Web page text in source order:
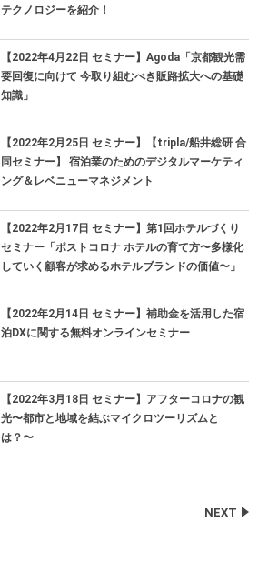
テクノロジーを紹介！
【2022年4月22日 セミナー】Agoda「京都観光需
要回復に向けて 今取り組むべき販路拡大への基礎
知識」
【2022年2月25日 セミナー】【tripla/船井総研 合
同セミナー】 宿泊業のためのデジタルマーケティ
ング＆レベニューマネジメント
【2022年2月17日 セミナー】第1回ホテルづくり
セミナー「ポストコロナ ホテルの育て方〜多様化
していく顧客が求めるホテルブランドの価値〜」
【2022年2月14日 セミナー】補助金を活用した宿
泊DXに関する無料オンラインセミナー
【2022年3月18日 セミナー】アフターコロナの観
光〜都市と地域を結ぶマイクロツーリズムと
は？〜
NEXT